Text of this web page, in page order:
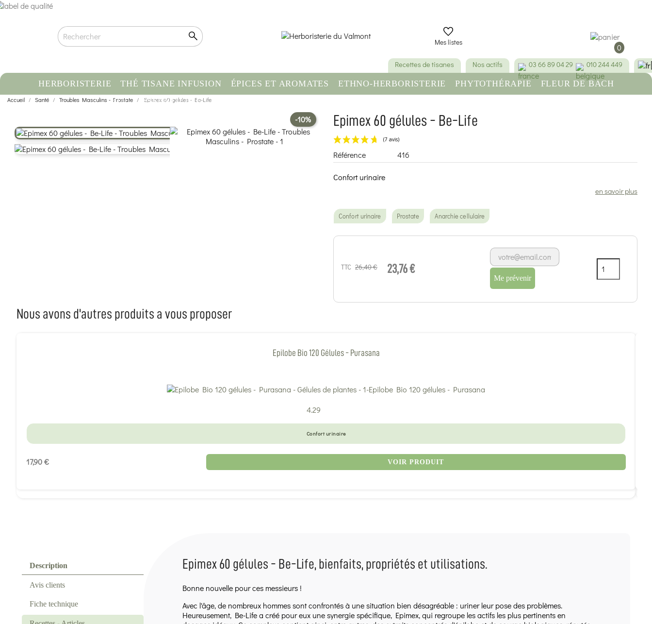
Mes listes 0
Recettes de tisanes Nos actifs 03 66 89 04 29 010 244 449
HERBORISTERIE THÉ TISANE INFUSION ÉPICES ET AROMATES ETHNO-HERBORISTERIE PHYTOTHÉRAPIE
FLEUR DE BACH
HUILE ESSENTIELLE
COMPLÉMENT ALIMENTAIRE
Accueil Santé Troubles Masculins - Prostate Epimex 60 gélules - Be-Life
-10% Epimex 60 gélules - Be-Life
(7 avis)
Référence 416
Confort urinaire
en savoir plus
Confort urinaire Prostate Anarchie cellulaire
TTC 26,40 € 23,76 €
Me prévenir
Description
Avis clients
Fiche technique
Epimex 60 gélules - Be-Life, bienfaits, propriétés et utilisations.
Bonne nouvelle pour ces messieurs !
Avec l'âge, de nombreux hommes sont confrontés à une situation bien désagréable : uriner leur pose des problèmes.
Heureusement, Be-Life a créé pour eux une synergie spécifique, Epimex, qui regroupe les actifs les plus pertinents en
Nous avons d'autres produits a vous proposer
Epilobe Bio 120 Gélules - Purasana
4.29
Confort urinaire
17,90 € VOIR PRODUIT